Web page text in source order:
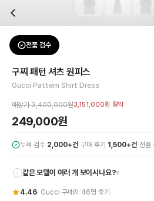
배송은 얼마나 걸리나요?
검수는 어떻게 진행되나요? 검수 사진을 받을 수
전문 스태프가 실물 상품을 직접 확인한 후 검
교환이나 반품이 가능한가요?
수령 후 7일 이내 신청하시면 상품 하자, 사이
네, 쿠폰과 적립금을 결제 시 함께 사용하실 수
사이즈는 어떻게 선택하나요?
상품 상세의 사이즈 정보를 참고해 선택하시고,
브랜드:
성별:여성
색상:블랙
가격:249,000 원
Gucci의 독보적인 헤리티지를 담은 구찌 패턴
전품 검수
Gucci원피스
구찌 패턴 셔츠 원피스
Gucci Pattern Shirt Dress
매장가3,400,000원3,151,000원 절약
249,000원
누적 검수 2,000+건·구매 후기 1,500+건· 전품
i 같은 모델이 여러 개 보이시나요?▾
4.46· Gucci 구매자 46명 후기